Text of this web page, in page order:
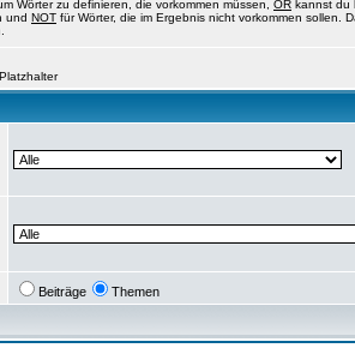
Wörter zu definieren, die vorkommen müssen, OR kannst du
und NOT für Wörter, die im Ergebnis nicht vorkommen sollen.
Beiträge Themen